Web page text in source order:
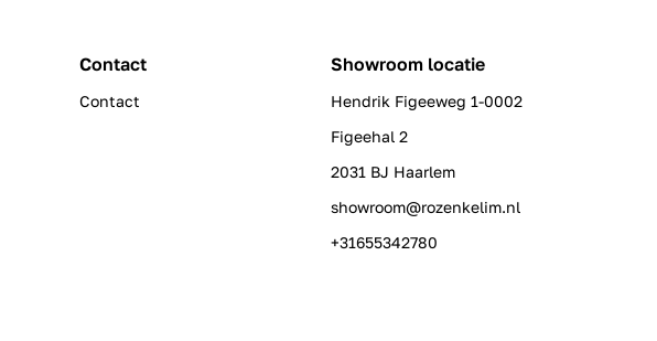
Contact
Contact
Showroom locatie
Hendrik Figeeweg 1-0002
Figeehal 2
2031 BJ Haarlem
showroom@rozenkelim.nl
+31655342780